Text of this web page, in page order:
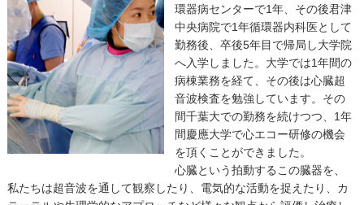
環器病センターで1年、その後君津
中央病院で1年循環器内科医として
勤務後、卒後5年目で帰局し大学院
へ入学しました。大学では1年間の
病棟業務を経て、その後は心臓超
音波検査を勉強しています。その
間千葉大での勤務を続けつつ、1年
間慶應大学で心エコー研修の機会
を頂くことができました。
心臓という拍動するこの臓器を、
私たちは超音波を通して観察したり、電気的な活動を捉えたり、カ